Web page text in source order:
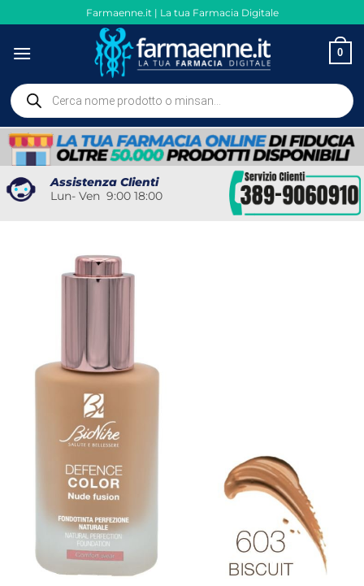
ai
contenuti
Farmaenne.it | La tua Farmacia Digitale
0
Ricerca
prodotti
Assistenza Clienti
Lun- Ven 9:00 18:00